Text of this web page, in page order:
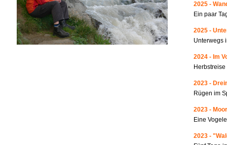
2025 -
Ein paar
2025 -
Unterwegs
2024 - Im
2023 -
Rügen im
2023 -
Eine
2023 -